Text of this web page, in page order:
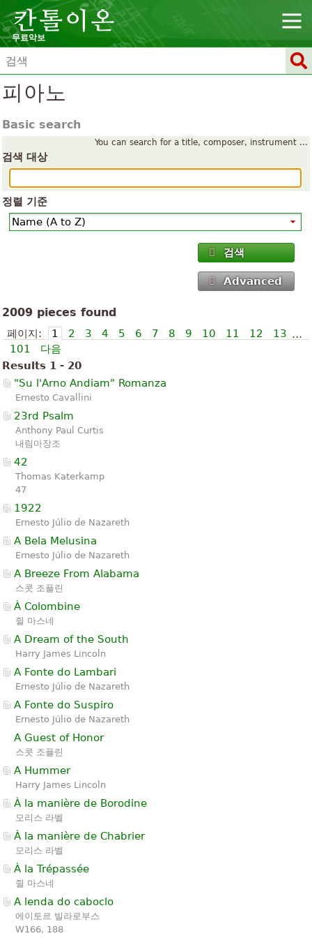
무료악보
피아노
Basic search
You can search for a title, composer, instrument ...
검색 대상
정렬 기준
검색
Advanced
2009 pieces found
페이지: 1 2 3 4 5 6 7 8 9 10 11 12 13 …
101
다음
Results 1 - 20
"Su l'Arno Andiam" Romanza
Ernesto Cavallini
23rd Psalm
Anthony Paul Curtis
내림마장조
42
Thomas Katerkamp
47
1922
Ernesto Júlio de Nazareth
A Bela Melusina
Ernesto Júlio de Nazareth
A Breeze From Alabama
스콧 조플린
À Colombine
쥘 마스네
A Dream of the South
Harry James Lincoln
A Fonte do Lambari
Ernesto Júlio de Nazareth
A Fonte do Suspiro
Ernesto Júlio de Nazareth
A Guest of Honor
스콧 조플린
A Hummer
Harry James Lincoln
À la manière de Borodine
모리스 라벨
À la manière de Chabrier
모리스 라벨
À la Trépassée
쥘 마스네
A lenda do caboclo
에이토르 빌라로부스
W166, 188